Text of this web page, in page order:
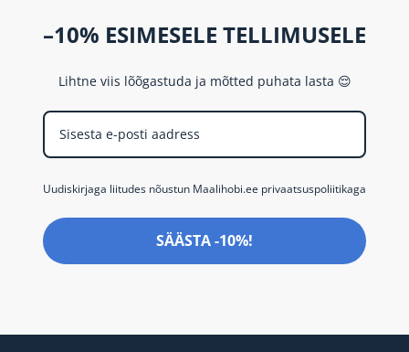
–10% ESIMESELE TELLIMUSELE
Lihtne viis lõõgastuda ja mõtted puhata lasta 😌
Uudiskirjaga liitudes nõustun Maalihobi.ee privaatsuspoliitikaga
SÄÄSTA -10%!